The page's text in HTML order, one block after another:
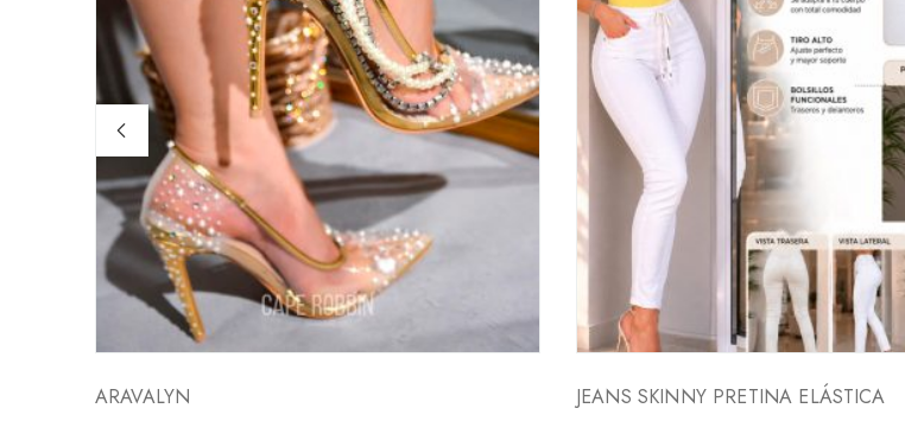
ARAVALYN JEANS SKINNY PRETINA ELÁSTICA